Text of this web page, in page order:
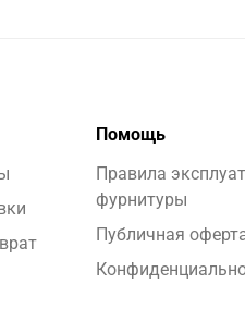
Помощь
Правила
фурнитуры
Публичная